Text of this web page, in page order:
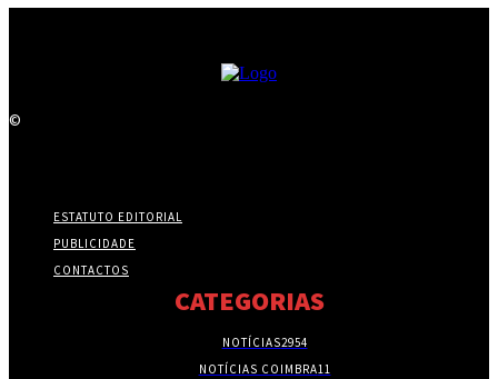
©
ESTATUTO EDITORIAL
PUBLICIDADE
CONTACTOS
CATEGORIAS
NOTÍCIAS2954
NOTÍCIAS COIMBRA11